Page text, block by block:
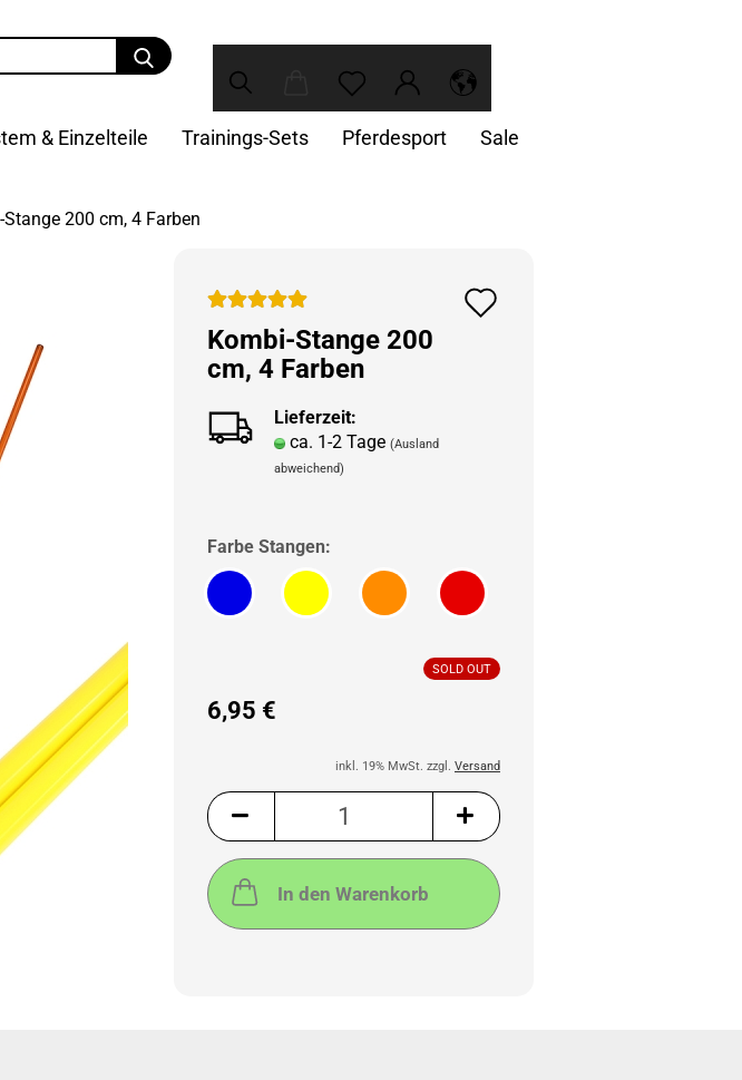
Suche...
& Einzelteile Trainings-Sets Pferdesport Sale
Stange 200 cm, 4 Farben
Kombi-​Stange 200
cm, 4 Far­ben
Lieferzeit:
ca. 1-2 Tage (Ausland
abweichend)
Farbe Stangen:
SOLD OUT
6,95 €
inkl. 19% MwSt. zzgl. Versand
In den Warenkorb